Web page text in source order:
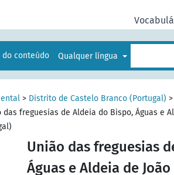
do conteúdo Qualquer língua
> Distrito de Castelo Branco (Portugal) >
das freguesias de Aldeia do Bispo, Águas e
União das freguesias
Águas e Aldeia de